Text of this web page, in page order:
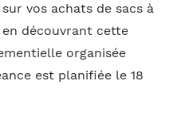
vos achats de sacs à
découvrant cette
organisée
est planifiée le 18